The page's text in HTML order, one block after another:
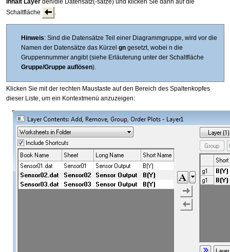
Inhalt Layer den/die Datensatz(-sätze) und klicken Sie dann auf die
Schaltfläche
Hinweis: Sind die Datensätze Teil einer Diagrammgruppe, wird vor die
Namen der Datensätze das Kürzel gn gesetzt, wobei n die
Gruppennummer angibt (siehe Erläuterung unter der Schaltfläche
Gruppe/Gruppe auflösen).
Klicken Sie mit der rechten Maustaste auf den Bereich des Spaltenkopfes
dieser Liste, um ein Kontextmenü anzuzeigen: